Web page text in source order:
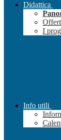
Didattica
I
Info utili